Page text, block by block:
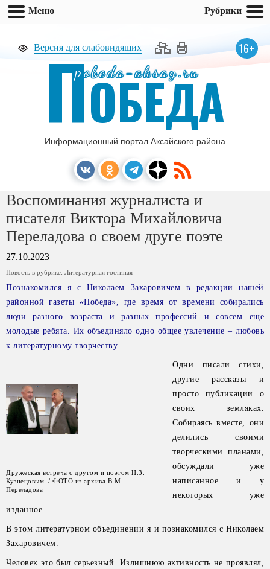
Версия для слабовидящих 16+
pobeda-aksay.ru
ПОБЕДА
Информационный портал Аксайского района
Воспоминания журналиста и
писателя Виктора Михайловича
Переладова о своем друге поэте
27.10.2023
Новость в рубрике: Литературная гостиная
Познакомился я с Николаем Захаровичем в редакции нашей
районной газеты «Победа», где время от времени собирались
люди разного возраста и разных профессий и совсем еще
молодые ребята. Их объединяло одно общее увлечение – любовь
к литературному творчеству.
Дружеская встреча с другом и поэтом Н.З.
Кузнецовым. / ФОТО из архива В.М.
Переладова
Одни писали стихи,
другие рассказы и
просто публикации о
своих земляках.
Собираясь вместе, они
делились своими
творческими планами,
обсуждали уже
написанное и у
некоторых уже
изданное.
В этом литературном объединении я и познакомился с Николаем
Захаровичем.
Человек это был серьезный. Излишнюю активность не проявлял,
Меню Рубрики